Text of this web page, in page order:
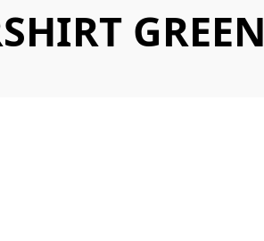
GREEN